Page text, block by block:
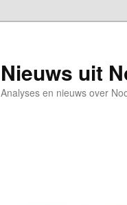
Nieuws uit
Analyses en nieuws over